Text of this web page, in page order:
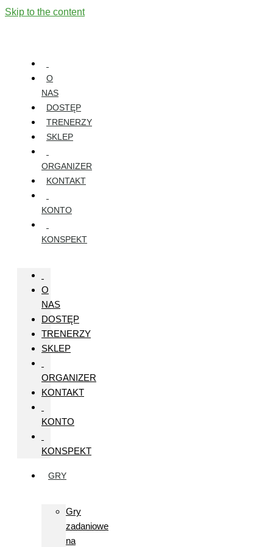
Skip to the content
O
NAS
DOSTĘP
TRENERZY
SKLEP
ORGANIZER
KONTAKT
KONTO
KONSPEKT
O
NAS
DOSTĘP
TRENERZY
SKLEP
ORGANIZER
KONTAKT
KONTO
KONSPEKT
GRY
Gry
zadaniowe
na